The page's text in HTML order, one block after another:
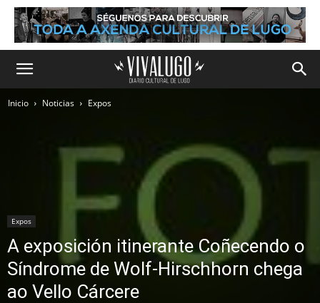
Inicio Noticias Expos
Expos
A exposición itinerante Coñecendo o
Síndrome de Wolf-Hirschhorn chega
ao Vello Cárcere